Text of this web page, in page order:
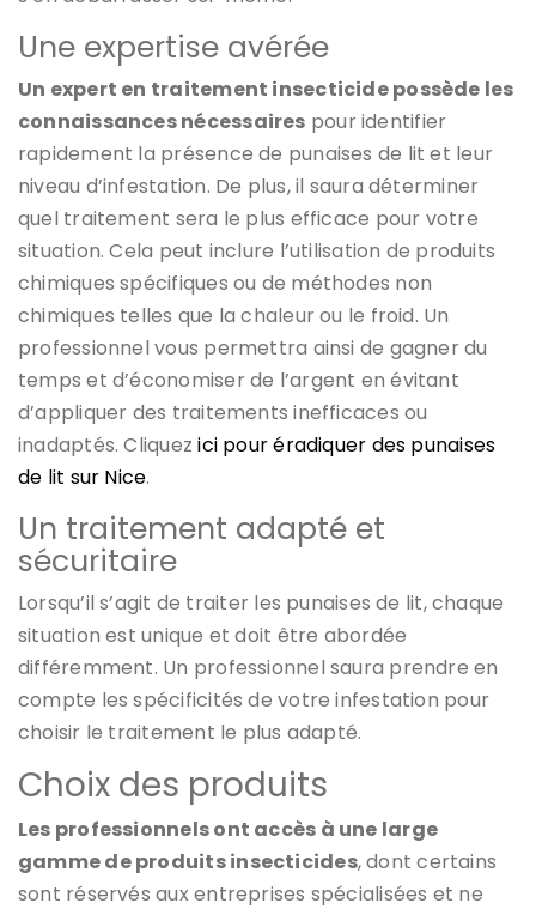
Une expertise avérée
Un expert en traitement insecticide possède les
connaissances nécessaires pour identifier
rapidement la présence de punaises de lit et leur
niveau d’infestation. De plus, il saura déterminer
quel traitement sera le plus efficace pour votre
situation. Cela peut inclure l’utilisation de produits
chimiques spécifiques ou de méthodes non
chimiques telles que la chaleur ou le froid. Un
professionnel vous permettra ainsi de gagner du
temps et d’économiser de l’argent en évitant
d’appliquer des traitements inefficaces ou
inadaptés. Cliquezici pour éradiquer des punaises
de lit sur Nice.
Un traitement adapté et
sécuritaire
Lorsqu’il s’agit de traiter les punaises de lit, chaque
situation est unique et doit être abordée
différemment. Un professionnel saura prendre en
compte les spécificités de votre infestation pour
choisir le traitement le plus adapté.
Choix des produits
Les professionnels ont accès à une large
gamme de produits insecticides, dont certains
sont réservés aux entreprises spécialisées et ne